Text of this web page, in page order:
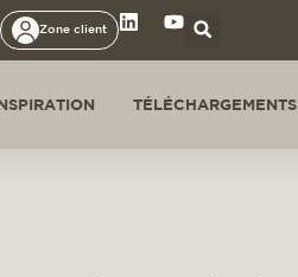
Zone client
TÉLÉCHARGEMENTS